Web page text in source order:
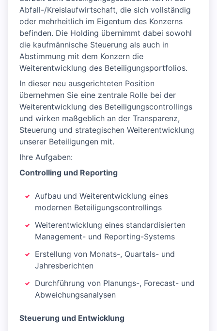
Abfall-/Kreislaufwirtschaft, die sich vollständig
oder mehrheitlich im Eigentum des Konzerns
befinden. Die Holding übernimmt dabei sowohl
die kaufmännische Steuerung als auch in
Abstimmung mit dem Konzern die
Weiterentwicklung des Beteiligungsportfolios.
In dieser neu ausgerichteten Position
übernehmen Sie eine zentrale Rolle bei der
Weiterentwicklung des Beteiligungscontrollings
und wirken maßgeblich an der Transparenz,
Steuerung und strategischen Weiterentwicklung
unserer Beteiligungen mit.
Ihre Aufgaben:
Controlling und Reporting
Aufbau und Weiterentwicklung eines
modernen Beteiligungscontrollings
Weiterentwicklung eines standardisierten
Management- und Reporting-Systems
Erstellung von Monats-, Quartals- und
Jahresberichten
Durchführung von Planungs-, Forecast- und
Abweichungsanalysen
Steuerung und Entwicklung